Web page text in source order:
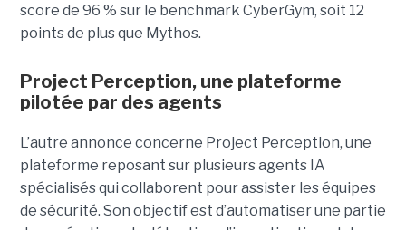
score de 96 % sur le benchmark CyberGym, soit 12
points de plus que Mythos.
Project Perception, une plateforme
pilotée par des agents
L’autre annonce concerne Project Perception, une
plateforme reposant sur plusieurs agents IA
spécialisés qui collaborent pour assister les équipes
de sécurité. Son objectif est d’automatiser une partie